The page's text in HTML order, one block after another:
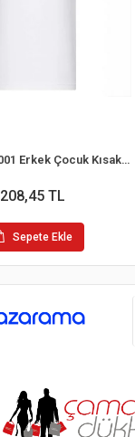
Şahinler EC001 Erkek Çocuk Kısakol Atlet (8-9 Yaş)
208,45 TL
Sepete Ekle